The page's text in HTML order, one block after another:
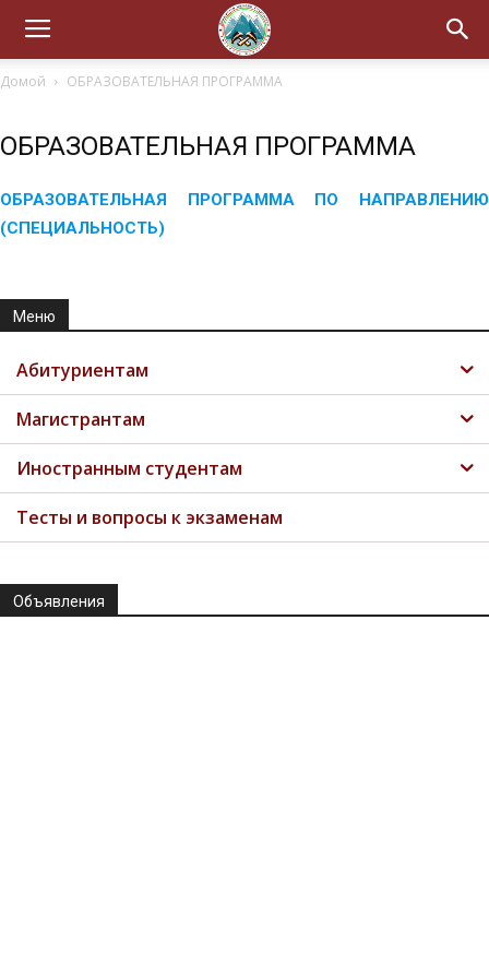
Домой ОБРАЗОВАТЕЛЬНАЯ ПРОГРАММА
ОБРАЗОВАТЕЛЬНАЯ ПРОГРАММА
ОБРАЗОВАТЕЛЬНАЯ ПРОГРАММА ПО НАПРАВЛЕНИЮ
(СПЕЦИАЛЬНОСТЬ)
Меню
Абитуриентам
Магистрантам
Иностранным студентам
Тесты и вопросы к экзаменам
Объявления